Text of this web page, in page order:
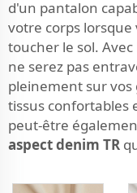
d'un pantalon
votre corps
toucher le sol.
ne serez pas
pleinement sur vos
tissus confortables
peut-être
aspect denim TR